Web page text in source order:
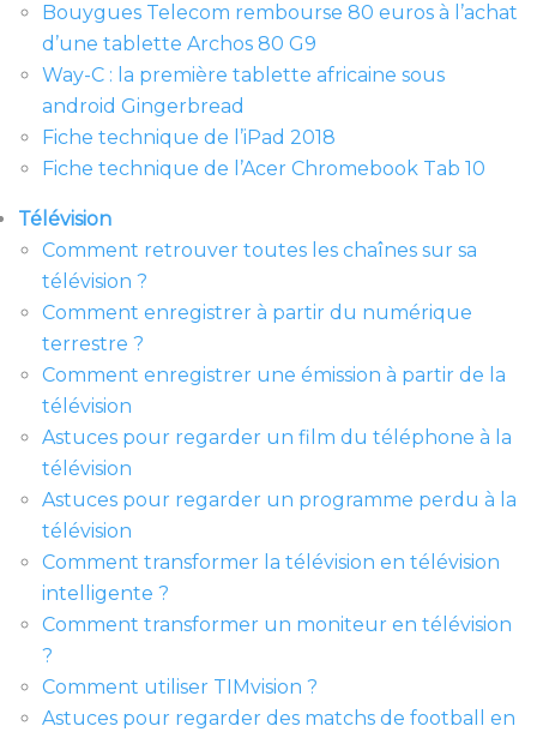
Bouygues Telecom rembourse 80 euros à l’achat
d’une tablette Archos 80 G9
Way-C : la première tablette africaine sous
android Gingerbread
Fiche technique de l’iPad 2018
Fiche technique de l’Acer Chromebook Tab 10
Télévision
Comment retrouver toutes les chaînes sur sa
télévision ?
Comment enregistrer à partir du numérique
terrestre ?
Comment enregistrer une émission à partir de la
télévision
Astuces pour regarder un film du téléphone à la
télévision
Astuces pour regarder un programme perdu à la
télévision
Comment transformer la télévision en télévision
intelligente ?
Comment transformer un moniteur en télévision
?
Comment utiliser TIMvision ?
Astuces pour regarder des matchs de football en